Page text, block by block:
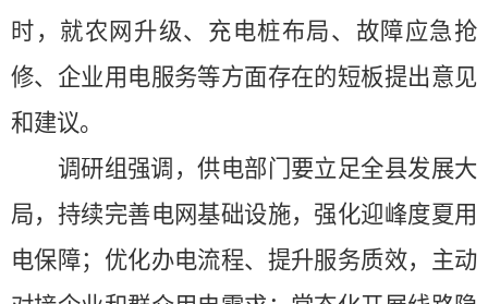
时，就农网升级、充电桩布局、故障应急抢
修、企业用电服务等方面存在的短板提出意见
和建议。
调研组强调，供电部门要立足全县发展大
局，持续完善电网基础设施，强化迎峰度夏用
电保障；优化办电流程、提升服务质效，主动